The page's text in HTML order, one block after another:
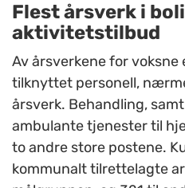
Flest årsverk i
aktivitetstilbud
Av årsverkene for
tilknyttet personell,
årsverk. Behandling,
ambulante tjenester til
to andre store postene.
kommunalt tilrettelagte